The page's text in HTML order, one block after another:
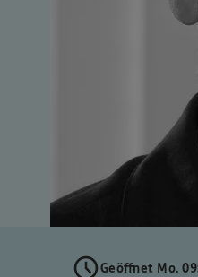
Geöffnet Mo.